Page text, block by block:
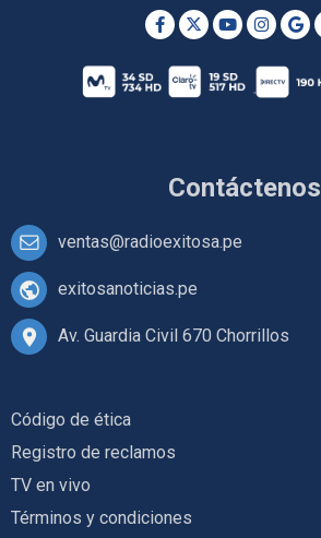
Contáctenos
ventas@radioexitosa.pe
exitosanoticias.pe
Av. Guardia Civil 670 Chorrillos
Código de ética
Registro de reclamos
TV en vivo
Términos y condiciones